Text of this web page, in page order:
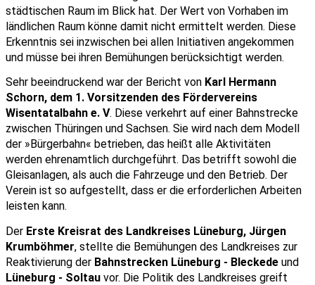
städtischen Raum im Blick hat. Der Wert von Vorhaben im
ländlichen Raum könne damit nicht ermittelt werden. Diese
Erkenntnis sei inzwischen bei allen Initiativen angekommen
und müsse bei ihren Bemühungen berücksichtigt werden.
Sehr beeindruckend war der Bericht von Karl Hermann
Schorn, dem 1. Vorsitzenden des Fördervereins
Wisentatalbahn e. V. Diese verkehrt auf einer Bahnstrecke
zwischen Thüringen und Sachsen. Sie wird nach dem Modell
der »Bürgerbahn« betrieben, das heißt alle Aktivitäten
werden ehrenamtlich durchgeführt. Das betrifft sowohl die
Gleisanlagen, als auch die Fahrzeuge und den Betrieb. Der
Verein ist so aufgestellt, dass er die erforderlichen Arbeiten
leisten kann.
Der Erste Kreisrat des Landkreises Lüneburg, Jürgen
Krumböhmer, stellte die Bemühungen des Landkreises zur
Reaktivierung der Bahnstrecken Lüneburg - Bleckede
Lüneburg - Soltau vor. Die Politik des Landkreises greift